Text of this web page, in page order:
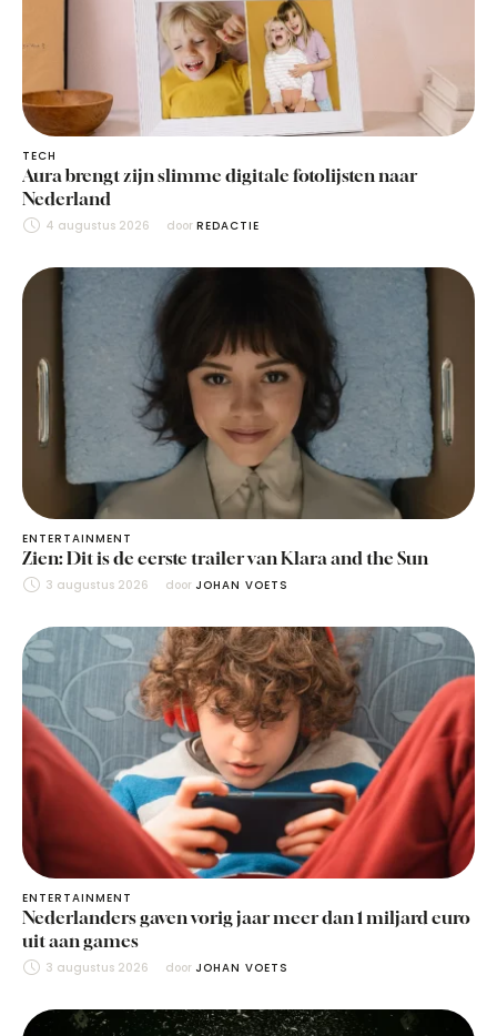
TECH
Aura brengt zijn slimme digitale fotolijsten naar
Nederland
4 augustus 2026 door REDACTIE
ENTERTAINMENT
Zien: Dit is de eerste trailer van Klara and the Sun
3 augustus 2026 door JOHAN VOETS
ENTERTAINMENT
Nederlanders gaven vorig jaar meer dan 1 miljard euro
uit aan games
3 augustus 2026 door JOHAN VOETS